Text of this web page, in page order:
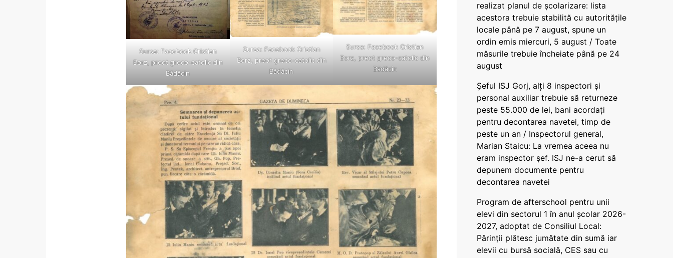
Sursa: Facebook Cristian
Borz, preot greco-catolic din
Bădăcin
Sursa: Facebook Cristian
Borz, preot greco-catolic din
Bădăcin
Sursa: Facebook Cristian
Borz, preot greco-catolic din
Bădăcin
realizat planul de școlarizare: lista
acestora trebuie stabilită cu autoritățile
locale până pe 7 august, spune un
ordin emis miercuri, 5 august / Toate
măsurile trebuie încheiate până pe 24
august
Șeful ISJ Gorj, alți 8 inspectori și
personal auxiliar trebuie să returneze
peste 55.000 de lei, bani acordați
pentru decontarea navetei, timp de
peste un an / Inspectorul general,
Marian Staicu: La vremea aceea nu
eram inspector șef. ISJ ne-a cerut să
depunem documente pentru
decontarea navetei
Program de afterschool pentru unii
elevi din sectorul 1 în anul școlar 2026-
2027, adoptat de Consiliul Local:
Părinții plătesc jumătate din sumă iar
elevii cu bursă socială, CES sau cu